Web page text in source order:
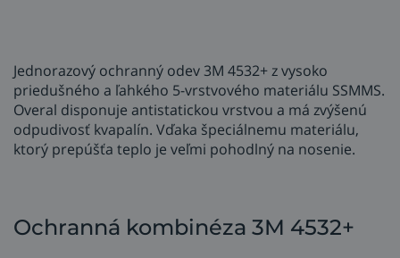
Jednorazový ochranný odev 3M 4532+ z vysoko
priedušného a ľahkého 5-vrstvového materiálu SSMMS.
Overal disponuje antistatickou vrstvou a má zvýšenú
odpudivosť kvapalín. Vďaka špeciálnemu materiálu,
ktorý prepúšťa teplo je veľmi pohodlný na nosenie.
Ochranná kombinéza 3M 4532+